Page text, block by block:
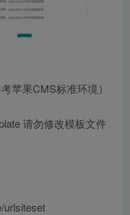
苹果CMS标准环境）
请勿修改模板文件
urlsiteset